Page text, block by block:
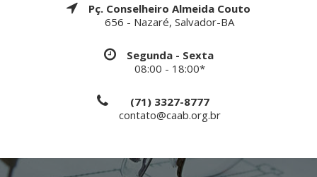
Pç. Conselheiro Almeida Couto
656 - Nazaré, Salvador-BA
Segunda - Sexta
08:00 - 18:00*
(71) 3327-8777
contato@caab.org.br